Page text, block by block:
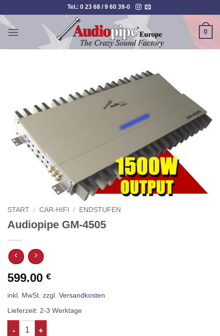
Inhalt
springen
Tel.: 0 23 68 / 9 60 39-0
0
START / CAR-HIFI / ENDSTUFEN
Audiopipe GM-4505
599.00 €
inkl. MwSt. zzgl. Versandkosten
Lieferzeit: 2-3 Werktage
Audiopipe GM-4505 Menge